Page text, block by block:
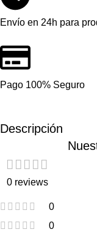
Envío en 24h para
Pago 100% Seguro
Descripción
0 reviews
0
0